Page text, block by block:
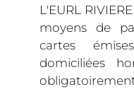
L'EURL
moyens de
cartes
domiciliées